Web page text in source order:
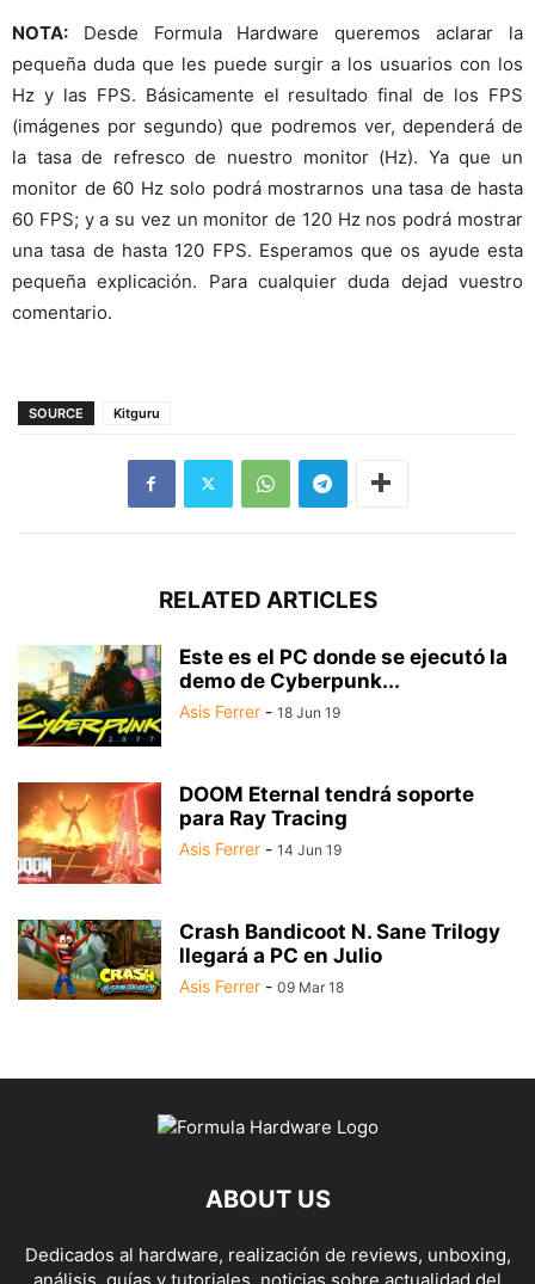
NOTA: Desde Formula Hardware queremos aclarar la
pequeña duda que les puede surgir a los usuarios con los
Hz y las FPS. Básicamente el resultado final de los FPS
(imágenes por segundo) que podremos ver, dependerá de
la tasa de refresco de nuestro monitor (Hz). Ya que un
monitor de 60 Hz solo podrá mostrarnos una tasa de hasta
60 FPS; y a su vez un monitor de 120 Hz nos podrá mostrar
una tasa de hasta 120 FPS. Esperamos que os ayude esta
pequeña explicación. Para cualquier duda dejad vuestro
comentario.
SOURCE Kitguru
RELATED ARTICLES
Este es el PC donde se ejecutó la
demo de Cyberpunk...
Asis Ferrer - 18 Jun 19
DOOM Eternal tendrá soporte
para Ray Tracing
Asis Ferrer - 14 Jun 19
Crash Bandicoot N. Sane Trilogy
llegará a PC en Julio
Asis Ferrer - 09 Mar 18
ABOUT US
Dedicados al hardware, realización de reviews, unboxing,
análisis, guías y tutoriales, noticias sobre actualidad del